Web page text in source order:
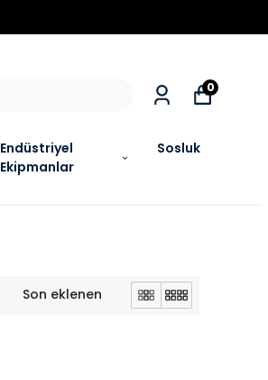
Endüstriyel
Ekipmanlar
Sosluk
0
Son eklenen